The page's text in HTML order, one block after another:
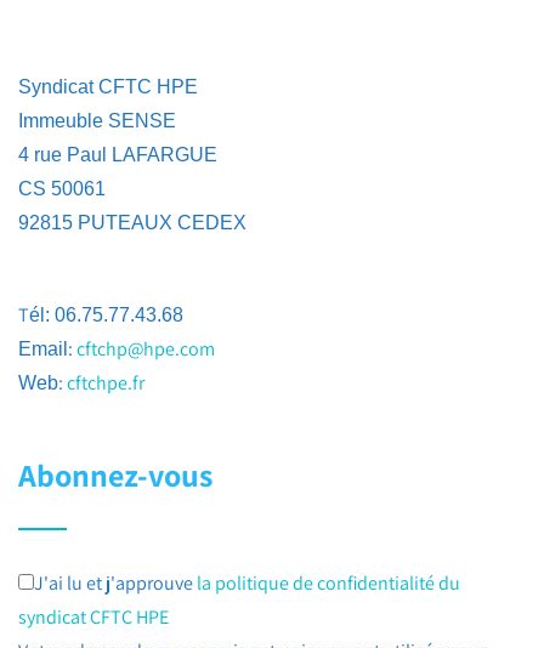
Syndicat CFTC HPE
Immeuble SENSE
4 rue Paul LAFARGUE
CS 50061
92815 PUTEAUX CEDEX
Tél: 06.75.77.43.68
Email :cftchp@hpe.com
Web:cftchpe.fr
Abonnez-vous
J'ai lu et j'approuvela politique de confidentialité du
syndicat CFTC HPE